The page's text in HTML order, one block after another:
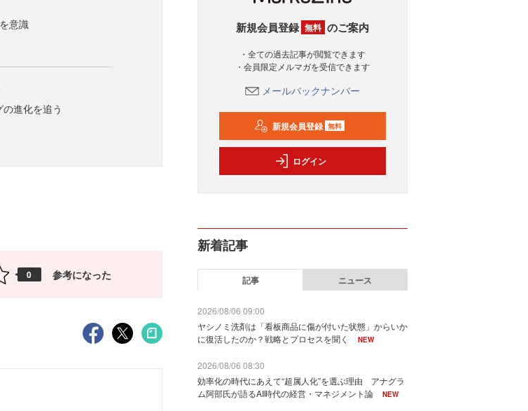
意識
進化を追う
0 参考になった
新規会員登録 無料 のご案内
・全ての過去記事が閲覧できます
・会員限定メルマガを受信できます
メールバックナンバー
新規会員登録 無料
ログイン
新着記事
記事 ニュース
2026/08/06 09:00
ヤシノミ洗剤は「看板商品に傷が付いた状態」からいか
に復活したのか？戦略とプロセスを聞く
NEW
2026/08/06 08:30
効率化の時代にあえて“超属人化”を選ぶ理由 アナグラ
ム阿部氏が語るAI時代の経営・マネジメント論
NEW